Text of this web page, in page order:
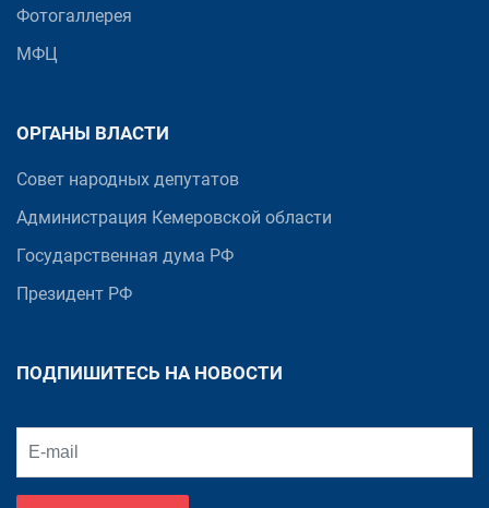
Фотогаллерея
МФЦ
ОРГАНЫ ВЛАСТИ
Совет народных депутатов
Администрация Кемеровской области
Государственная дума РФ
Президент РФ
ПОДПИШИТЕСЬ НА НОВОСТИ